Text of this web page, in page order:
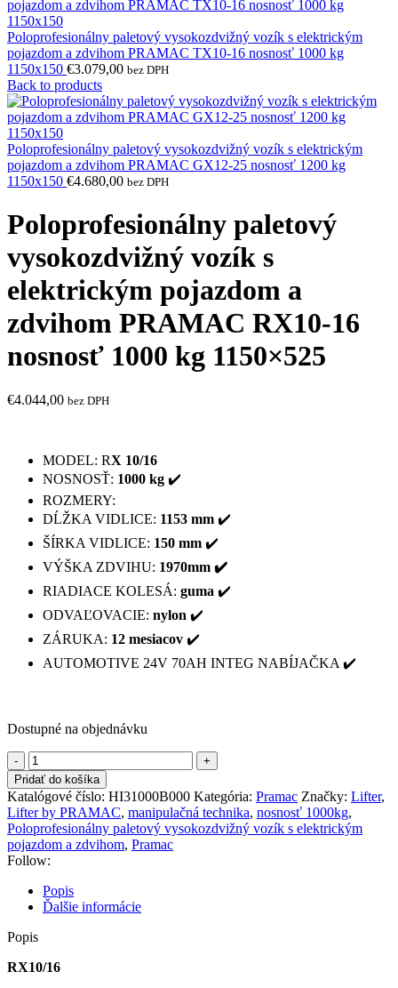
Poloprofesionálny paletový vysokozdvižný vozík s elektrickým
pojazdom a zdvihom PRAMAC TX10-16 nosnosť 1000 kg
1150x150 €3.079,00 bez DPH
Back to products
Poloprofesionálny paletový vysokozdvižný vozík s elektrickým
pojazdom a zdvihom PRAMAC GX12-25 nosnosť 1200 kg
1150x150 €4.680,00 bez DPH
Poloprofesionálny paletový
vysokozdvižný vozík s
elektrickým pojazdom a
zdvihom PRAMAC RX10-16
nosnosť 1000 kg 1150×525
€4.044,00 bez DPH
MODEL: RX 10/16
NOSNOSŤ: 1000 kg ✔️
ROZMERY:
DĹŽKA VIDLICE: 1153 mm ✔️
ŠÍRKA VIDLICE: 150 mm ✔️
VÝŠKA ZDVIHU: 1970mm ✔️
RIADIACE KOLESÁ: guma ✔️
ODVAĽOVACIE: nylon ✔️
ZÁRUKA: 12 mesiacov ✔️
AUTOMOTIVE 24V 70AH INTEG NABÍJAČKA ✔️
Dostupné na objednávku
množstvo
Poloprofesionálny
paletový
vysokozdvižný
vozík
s
elektrickým
pojazdom
a
zdvihom
PRAMAC
RX10-
nosnosť
Pridať do košíka
Katalógové číslo: HI31000B000 Kategória: Pramac Značky: Lifter,
Lifter by PRAMAC, manipulačná technika, nosnosť 1000kg,
Poloprofesionálny paletový vysokozdvižný vozík s elektrickým
pojazdom a zdvihom, Pramac
Follow:
Popis
Ďalšie informácie
Popis
RX10/16